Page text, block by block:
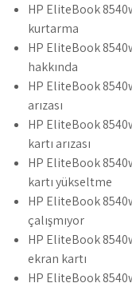
HP EliteBook
kurtarma
HP EliteBook
hakkında
HP EliteBook
arızası
HP EliteBook
kartı arızası
HP EliteBook
kartı yükseltme
HP EliteBook
çalışmıyor
HP EliteBook
ekran kartı
HP EliteBook